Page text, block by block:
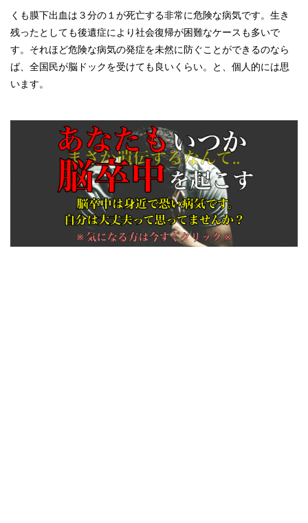
くも膜下出血は３分の１が死亡する非常に危険な病気です。生き
残ったとしても後遺症により社会復帰が困難なケースも多いで
す。それほど危険な病気の発症を未然に防ぐことができるのなら
ば、全国民が脳ドックを受けても良いくらい。と、個人的には思
います。